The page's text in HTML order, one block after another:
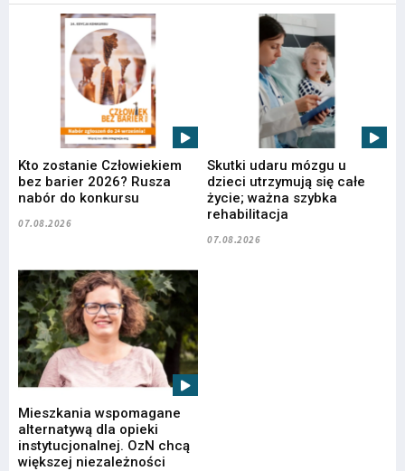
Kto zostanie Człowiekiem
bez barier 2026? Rusza
nabór do konkursu
07.08.2026
Skutki udaru mózgu u
dzieci utrzymują się całe
życie; ważna szybka
rehabilitacja
07.08.2026
Mieszkania wspomagane
alternatywą dla opieki
instytucjonalnej. OzN chcą
większej niezależności